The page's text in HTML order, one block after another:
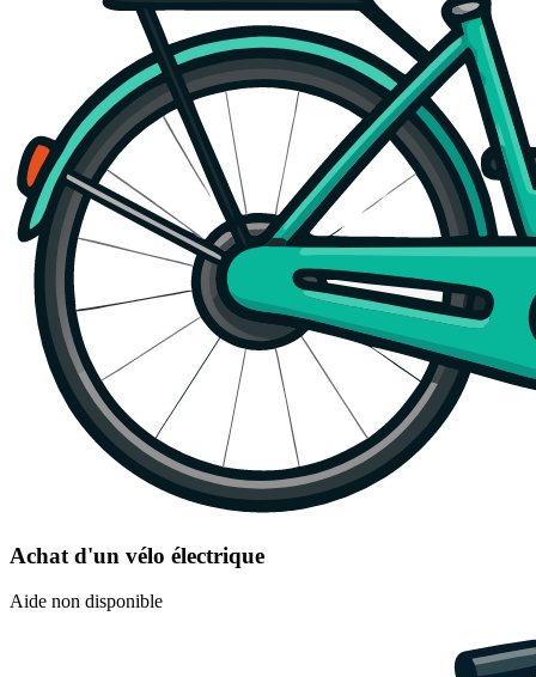
Achat d'un vélo électrique
Aide non disponible